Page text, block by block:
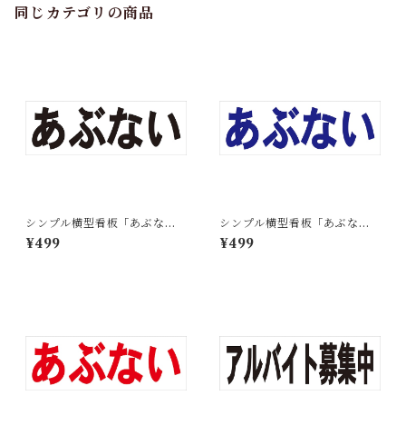
同じカテゴリの商品
シンプル横型看板「あぶない
(黒)」【工場・現場】屋外可
¥499
シンプル横型看板「あぶない
(青)」【工場・現場】屋外可
¥499